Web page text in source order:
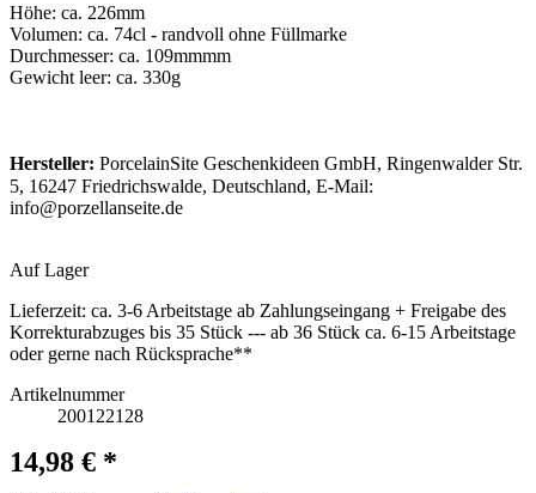
Höhe: ca. 226mm
Volumen: ca. 74cl - randvoll ohne Füllmarke
Durchmesser: ca. 109mmmm
Gewicht leer: ca. 330g
Hersteller: PorcelainSite Geschenkideen GmbH, Ringenwalder Str.
5, 16247 Friedrichswalde, Deutschland, E-Mail:
info@porzellanseite.de
Auf Lager
Lieferzeit: ca. 3-6 Arbeitstage ab Zahlungseingang + Freigabe des
Korrekturabzuges bis 35 Stück --- ab 36 Stück ca. 6-15 Arbeitstage
oder gerne nach Rücksprache**
Artikelnummer
200122128
14,98 € *